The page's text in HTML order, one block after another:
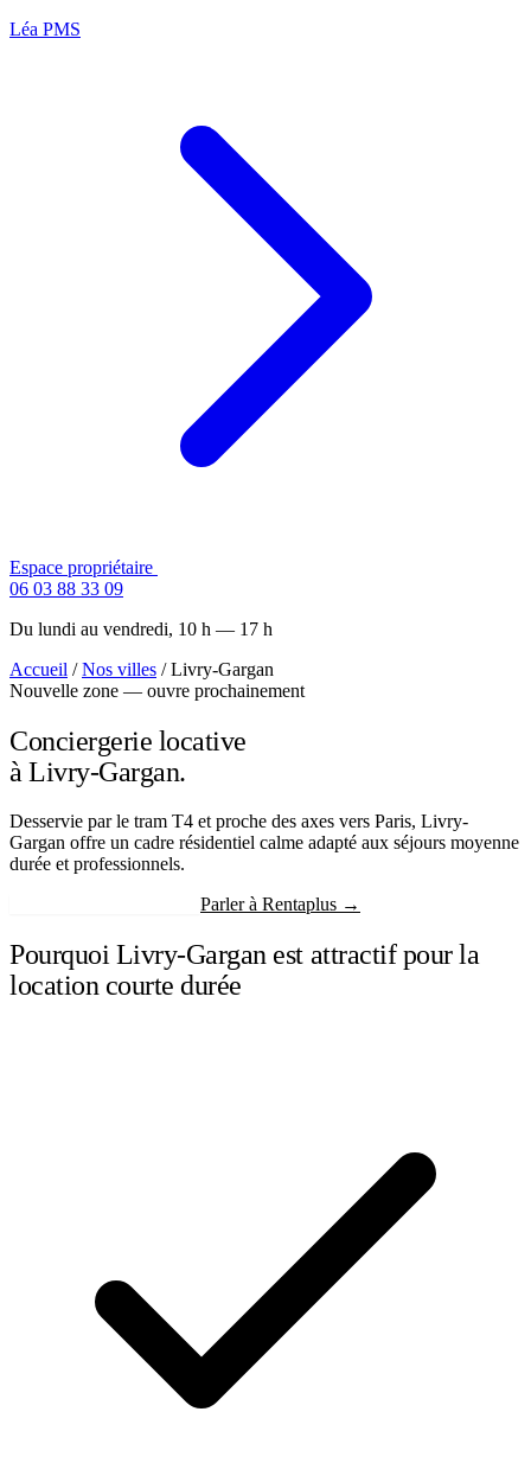
Léa PMS
Espace propriétaire
06 03 88 33 09
Du lundi au vendredi, 10 h — 17 h
Accueil / Nos villes / Livry-Gargan
Nouvelle zone — ouvre prochainement
Conciergerie locative
à Livry-Gargan.
Desservie par le tram T4 et proche des axes vers Paris, Livry-
Gargan offre un cadre résidentiel calme adapté aux séjours moyenne
durée et professionnels.
Parler à Rentaplus →
Pourquoi Livry-Gargan est attractif pour la
location courte durée